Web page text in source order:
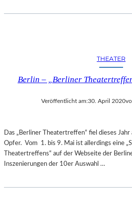
THEATER
Berlin – „Berliner
Veröffentlicht am:30. April 2020
Das „Berliner Theatertreffen“ fiel dieses Jahr
Opfer. Vom 1. bis 9. Mai ist allerdings eine
Theatertreffens“ auf der Webseite der
Inszenierungen der 10er Auswahl …